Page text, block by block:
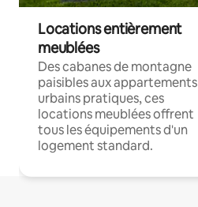
Locations entièrement
meublées
Des cabanes de montagne
paisibles aux appartements
urbains pratiques, ces
locations meublées offrent
tous les équipements d'un
logement standard.